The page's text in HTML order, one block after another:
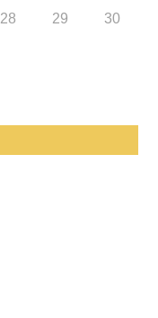
28 29
30